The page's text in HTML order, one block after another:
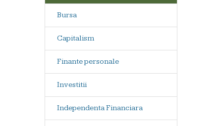
Bursa
Capitalism
Finante personale
Investitii
Independenta Financiara